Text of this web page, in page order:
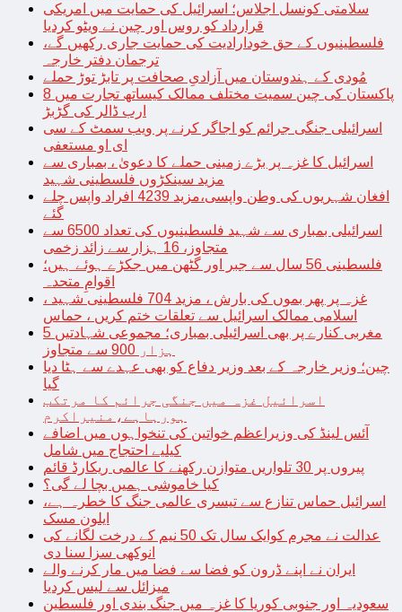
سلامتی کونسل اجلاس؛ اسرائیل کی حمایت میں امریکی
قرارداد کو روس اور چین نے ویٹو کردیا
فلسطینیوں کے حق خودارادیت کی حمایت جاری رکھیں گے،
ترجمان دفتر خارجہ
مُودی کے ہندوستان میں آزادیِ صحافت پر تابڑ توڑ حملے
پاکستان کی چین سمیت مختلف ممالک کیساتھ تجارت میں 8
ارب ڈالر کی گڑبڑ
اسرائیلی جنگی جرائم کو اجاگر کرنے پر ویب سمٹ کے سی
ای او مستعفی
اسرائیل کا غزہ پر بڑے زمینی حملے کا دعویٰ ، بمباری سے
مزید سینکڑوں فلسطینی شہید
افغان شہریوں کی وطن واپسی،مزید 4239 افراد واپس چلے
گئے
اسرائیلی بمباری سے شہید فلسطینیوں کی تعداد 6500 سے
متجاوز، 16 ہزار سے زائد زخمی
فلسطینی 56 سال سے جبر اور گٹھن میں جکڑے ہوئے ہیں؛
اقوامِ متحدہ
غزہ پر پھر بموں کی بارش ، مزید 704 فلسطینی شہید ،
اسلامی ممالک اسرائیل سے تعلقات ختم کریں ، حماس
مغربی کنارے پر بھی اسرائیلی بمباری؛ مجموعی شہادتیں 5
ہزار 900 سے متجاوز
چین؛ وزیر خارجہ کے بعد وزیر دفاع کو بھی عہدے سے ہٹا دیا
گیا
اسرائیل غزہ میں جنگی جرائم کا مرتکب
ہورہاہے،منیراکرم
آئس لینڈ کی وزیراعظم خواتین کی تنخواہوں میں اضافے
کیلیے احتجاج میں شامل
پیروں پر 30 تلواریں متوازن رکھنے کا عالمی ریکارڈ قائم
کیا خاموشی ہمیں بچا لے گی؟
اسرائیل حماس تنازع سے تیسری عالمی جنگ کا خطرہ ہے،
ایلون مسک
عدالت نے مجرم کوایک سال تک 50 نیم کے درخت لگانے کی
انوکھی سزا سنا دی
ایران نے اپنے ڈرون کو فضا سے فضا میں مار کرنے والے
میزائل سے لیس کردیا
سعودیہ اور جنوبی کوریا کا غزہ میں جنگ بندی اور فلسطین